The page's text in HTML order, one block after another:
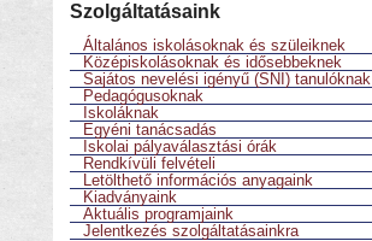
Szolgáltatásaink
Általános iskolásoknak és szüleiknek
Középiskolásoknak és idősebbeknek
Sajátos nevelési igényű (SNI) tanulóknak
Pedagógusoknak
Iskoláknak
Egyéni tanácsadás
Iskolai pályaválasztási órák
Rendkívüli felvételi
Letölthető információs anyagaink
Kiadványaink
Aktuális programjaink
Jelentkezés szolgáltatásainkra